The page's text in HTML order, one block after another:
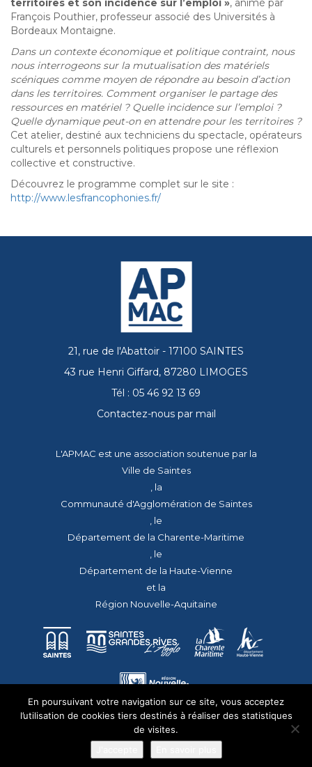
territoires et son incidence sur l’emploi », animé par
François Pouthier, professeur associé des Universités à
Bordeaux Montaigne.
Dans un contexte économique et politique contraint, nous
nous interrogeons sur la mutualisation des matériels
scéniques comme moyen de répondre au besoin d’action
dans les territoires. Comment organiser le partage des
ressources en matériel ? Quelle incidence sur l’emploi ?
Quelle dynamique peut-on en attendre pour les territoires ?
Cet atelier, destiné aux techniciens du spectacle, opérateurs
culturels et personnels politiques propose une réflexion
collective et constructive.
Découvrez le programme complet sur le site :
http://www.lesfrancophonies.fr/
21, rue de l'Abattoir - 17100 SAINTES
43 rue Henri Giffard, 87280 LIMOGES
Tél : 05 46 92 13 69
Contactez-nous par mail
L'APMAC est une association soutenue par la
Ville de Saintes
, la
Communauté d'Agglomération de Saintes
, le
Département de la Charente-Maritime
, le
Département de la Haute-Vienne
et la
Région Nouvelle-Aquitaine
© 2026 - Tous droits réservés - apmac.fr - réalisation :
En poursuivant votre navigation sur ce site, vous acceptez
l’utilisation de cookies tiers destinés à réaliser des statistiques
de visites.